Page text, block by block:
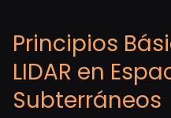
Principios
LIDAR en
Subterráneos